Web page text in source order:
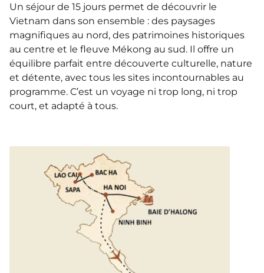
Un séjour de 15 jours permet de découvrir le
Vietnam dans son ensemble : des paysages
magnifiques au nord, des patrimoines historiques
au centre et le fleuve Mékong au sud. Il offre un
équilibre parfait entre découverte culturelle, nature
et détente, avec tous les sites incontournables au
programme. C’est un voyage ni trop long, ni trop
court, et adapté à tous.